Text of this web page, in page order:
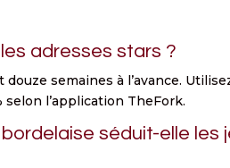
adresses stars ?
semaines à l’avance.
l’application TheFork.
séduit-elle les